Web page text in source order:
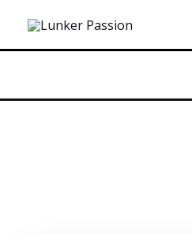
contenido